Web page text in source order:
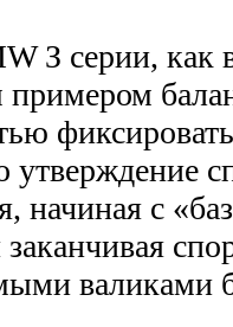
З серии, как
примером
утверждение
начиная с
заканчивая
валиками